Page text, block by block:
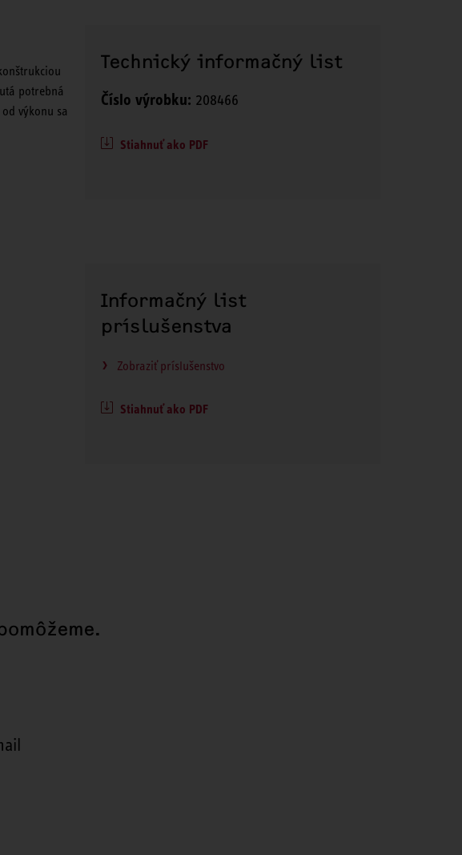
potrebná
výkonu sa
Technický informačný list
Číslo výrobku: 208466
Stiahnuť ako PDF
Informačný list
príslušenstva
Zobraziť príslušenstvo
Stiahnuť ako PDF